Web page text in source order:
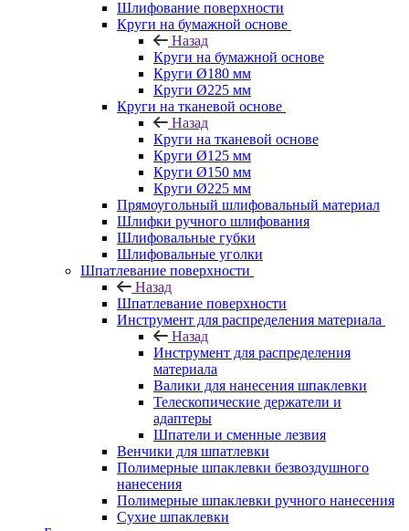
Шлифование поверхности
Круги на бумажной основе
Назад
Круги на бумажной основе
Круги Ø180 мм
Круги Ø225 мм
Круги на тканевой основе
Назад
Круги на тканевой основе
Круги Ø125 мм
Круги Ø150 мм
Круги Ø225 мм
Прямоугольный шлифовальный материал
Шлифки ручного шлифования
Шлифовальные губки
Шлифовальные уголки
Шпатлевание поверхности
Назад
Шпатлевание поверхности
Инструмент для распределения материала
Назад
Инструмент для распределения
материала
Валики для нанесения шпаклевки
Телескопические держатели и
адаптеры
Шпатели и сменные лезвия
Венчики для шпатлевки
Полимерные шпаклевки безвоздушного
нанесения
Полимерные шпаклевки ручного нанесения
Сухие шпаклевки